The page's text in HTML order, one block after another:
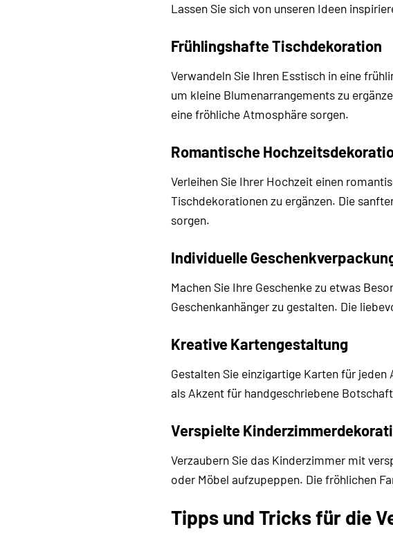
Lassen Sie sich von unseren Ideen
Frühlingshafte Tischdekoration
Verwandeln Sie Ihren Esstisch in eine
um kleine Blumenarrangements zu
eine fröhliche Atmosphäre sorgen.
Romantische
Verleihen Sie Ihrer Hochzeit einen
Tischdekorationen zu ergänzen. Die
sorgen.
Individuelle
Machen Sie Ihre Geschenke zu etwas
Geschenkanhänger zu gestalten. Die
Kreative Kartengestaltung
Gestalten Sie einzigartige Karten für
als Akzent für handgeschriebene
Verspielte
Verzaubern Sie das Kinderzimmer mit
oder Möbel aufzupeppen. Die fröhlichen
Tipps und Tricks für die